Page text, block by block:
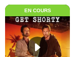
EN COURS